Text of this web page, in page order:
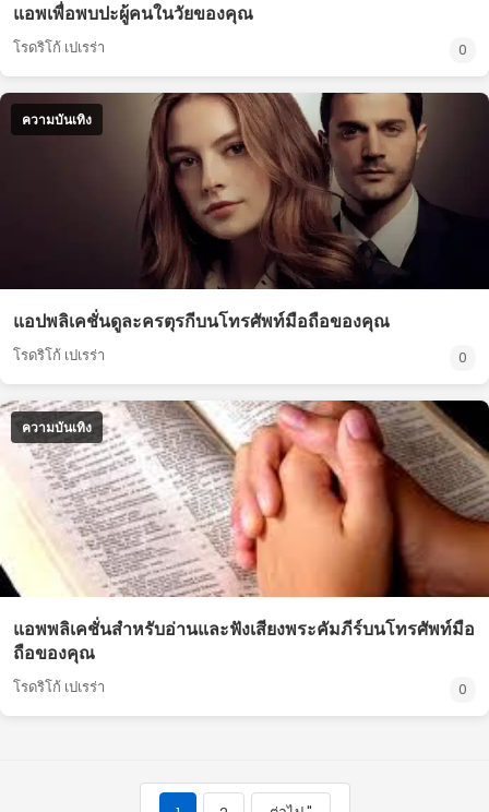
แอพเพื่อพบปะผู้คนในวัยของคุณ
โรดริโก้ เปเรร่า 0
ความบันเทิง
แอปพลิเคชั่นดูละครตุรกีบนโทรศัพท์มือถือของคุณ
โรดริโก้ เปเรร่า 0
ความบันเทิง
แอพพลิเคชั่นสำหรับอ่านและฟังเสียงพระคัมภีร์บนโทรศัพท์มือ
ถือของคุณ
โรดริโก้ เปเรร่า 0